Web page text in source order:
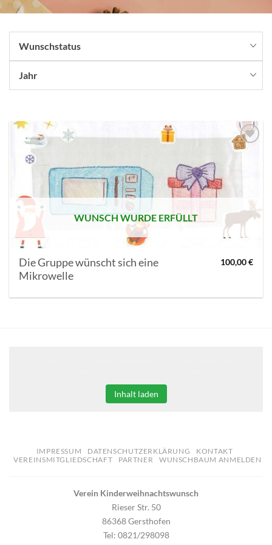
Wunschstatus
Jahr
AUF MEINE
MERKLISTE
SETZEN
WUNSCH WURDE ERFÜLLT
Die Gruppe wünscht sich eine
Mikrowelle
100,00€
Inhalt laden
IMPRESSUM DATENSCHUTZERKLÄRUNG
KONTAKT
VEREINSMITGLIEDSCHAFT
PARTNER WUNSCHBAUM ANMELDEN
Verein Kinderweihnachtswunsch
Rieser Str. 50
86368 Gersthofen
Tel: 0821/298098